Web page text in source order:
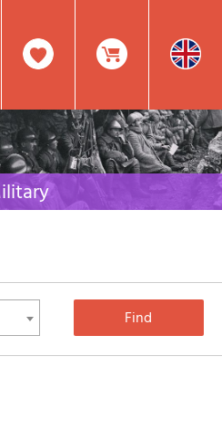
0
Item(s)
In
Facebook
Create
Military
of the best publications (books and